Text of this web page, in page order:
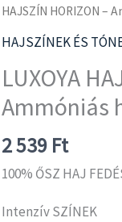
HAJSZÍN HORIZON –
HAJSZÍNEK ÉS
LUXOYA
Ammóniás
2 539 Ft
100% ŐSZ HAJ
Intenzív SZÍNEK
HAJSZÍN
HORIZON
Ammóniás
hajszín
8.01/8NA
mennyiség